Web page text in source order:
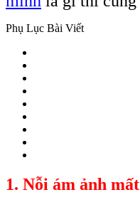
Phụ Lục Bài Viết
1. Nỗi ám ảnh